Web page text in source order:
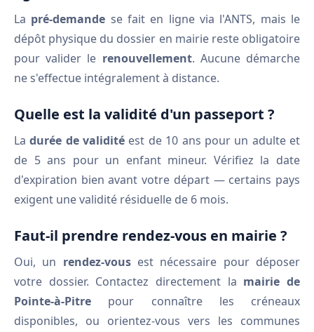
La pré-demande se fait en ligne via l'ANTS, mais le
dépôt physique du dossier en mairie reste obligatoire
pour valider le renouvellement. Aucune démarche
ne s'effectue intégralement à distance.
Quelle est la validité d'un passeport ?
Ladurée de validité est de 10 ans pour un adulte et
de 5 ans pour un enfant mineur. Vérifiez la date
d'expiration bien avant votre départ — certains pays
exigent une validité résiduelle de 6 mois.
Faut-il prendre rendez-vous en mairie ?
Oui, un rendez-vousest nécessaire pour déposer
votre dossier. Contactez directement la mairie de
Pointe-à-Pitre pour connaître les créneaux
disponibles, ou orientez-vous vers les communes